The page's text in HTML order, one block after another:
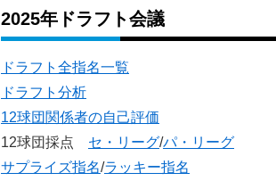
2025年ドラフト会議
ドラフト全指名一覧
ドラフト分析
12球団関係者の自己評価
12球団採点 セ・リーグ/パ・リーグ
サプライズ指名/ラッキー指名